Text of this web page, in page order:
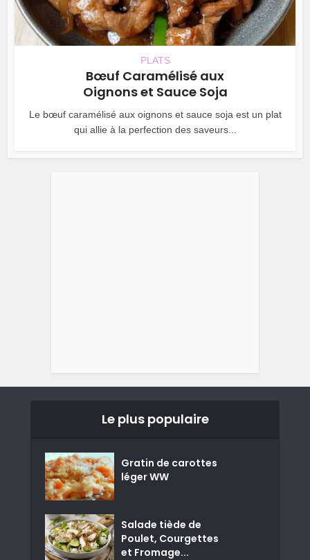
PLATS
Bœuf Caramélisé aux
Oignons et Sauce Soja
Le bœuf caramélisé aux oignons et sauce soja est un plat
qui allie à la perfection des saveurs...
Le plus populaire
Gratin de carottes
léger WW
Salade tiède de
Poulet, Courgettes
et Fromage...